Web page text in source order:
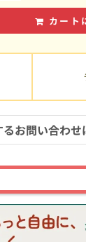
カート
お問い合わせ